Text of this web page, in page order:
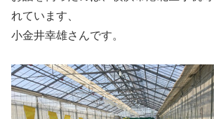
れています、
小金井幸雄さんです。